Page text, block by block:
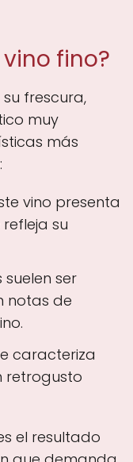
fino?
frescura,
muy
más
vino presenta
su
ser
notas de
caracteriza
retrogusto
el resultado